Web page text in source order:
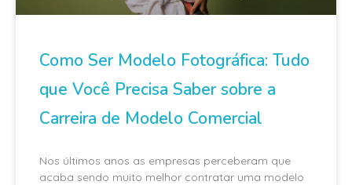
Como Ser Modelo Fotográfica: Tudo
que Você Precisa Saber sobre a
Carreira de Modelo Comercial
Nos últimos anos as empresas perceberam que
acaba sendo muito melhor contratar uma modelo